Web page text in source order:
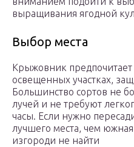
выращивания ягодной
Выбор места
Крыжовник
освещенных участках,
Большинство сортов не
лучей и не требуют
часы. Если нужно
лучшего места, чем
изгороди не найти